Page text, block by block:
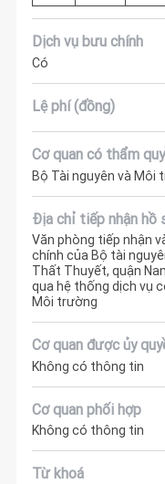
Dịch vụ bưu chính
Có
Lệ phí (đồng)
Cơ quan có thẩm
Bộ Tài nguyên và Môi
Địa chỉ tiếp nhận hồ
Văn phòng tiếp nhận
chính của Bộ tài
Thất Thuyết, quận
qua hệ thống dịch vụ
Môi trường
Cơ quan được ủy
Không có thông tin
Cơ quan phối hợp
Không có thông tin
Từ khoá